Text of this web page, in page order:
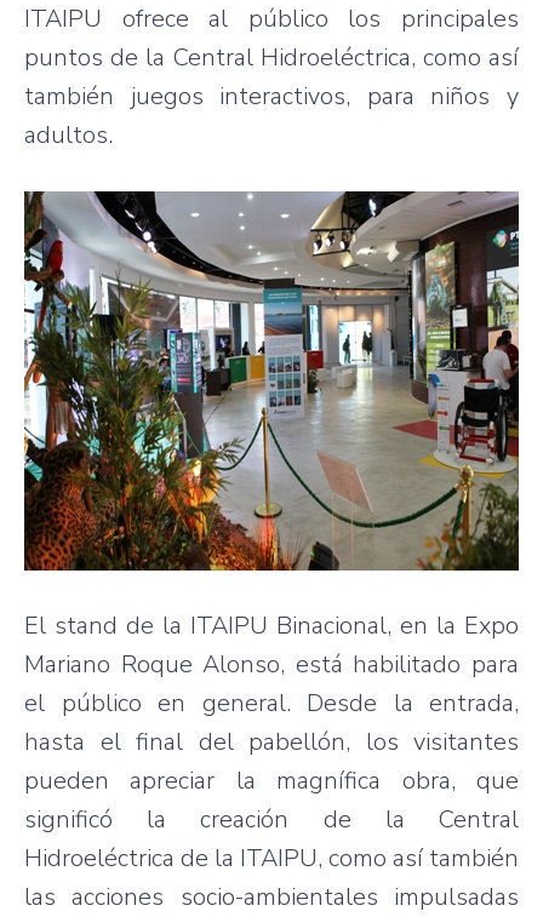
ITAIPU ofrece al público los principales
puntos de la Central Hidroeléctrica, como así
también juegos interactivos, para niños y
adultos.
El stand de la ITAIPU Binacional, en la Expo
Mariano Roque Alonso, está habilitado para
el público en general. Desde la entrada,
hasta el final del pabellón, los visitantes
pueden apreciar la magnífica obra, que
significó la creación de la Central
Hidroeléctrica de la ITAIPU, como así también
las acciones socio-ambientales impulsadas